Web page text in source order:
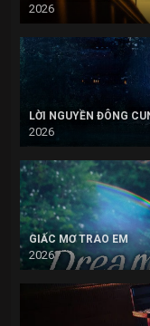
2026
LỜI NGUYỀN ĐÔNG
2026
GIẤC MƠ TRAO EM
2026